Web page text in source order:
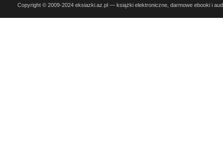
Copyright © 2009-2024 eksiazki.az.pl — książki elektroniczne, darmowe ebooki i